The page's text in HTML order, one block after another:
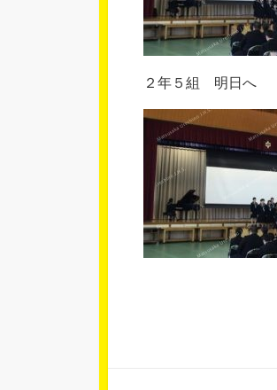
２年５組 明日へ